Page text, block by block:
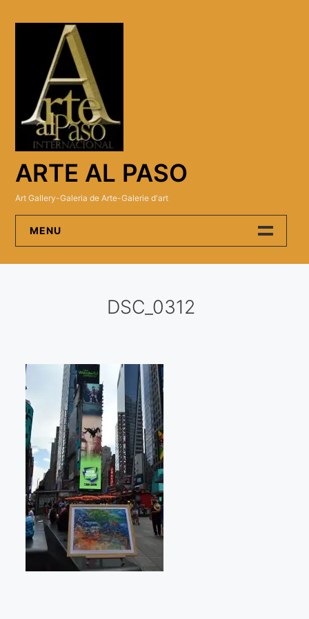
ARTE AL PASO
Art Gallery-Galeria de Arte-Galerie d'art
MENU
Visitas a los ateliers o talleres de artistas
Presse
Qué dicen de nosotros?
Aviso legal
Política de cookies
Expositions
Bruit de gommettes Paris 2025
DSC_0312